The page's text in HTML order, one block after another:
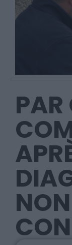
PAR
NON